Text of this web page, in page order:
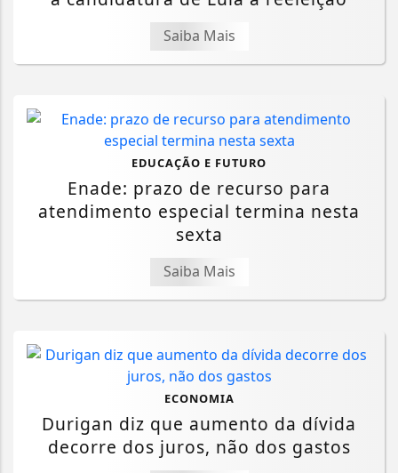
Saiba Mais
EDUCAÇÃO E FUTURO
Enade: prazo de recurso para
atendimento especial termina nesta
sexta
Saiba Mais
ECONOMIA
Durigan diz que aumento da dívida
decorre dos juros, não dos gastos